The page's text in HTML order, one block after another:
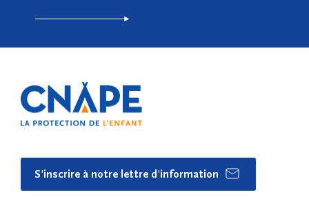
S'inscrire à notre lettre d'information